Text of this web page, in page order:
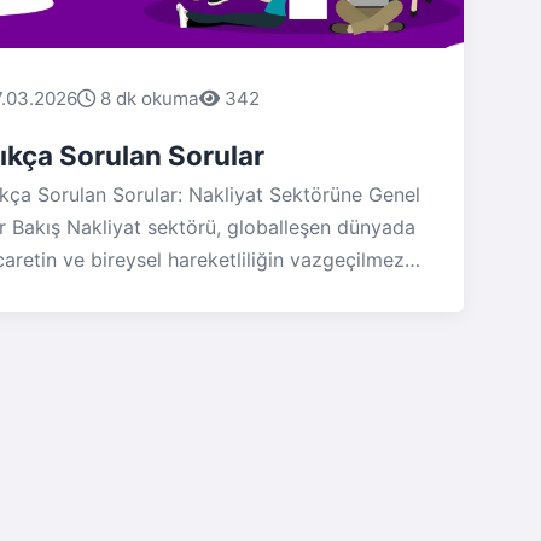
8 dk okuma 342
Sorulan Sorular
Sorulan Sorular: Nakliyat Sektörüne Genel
Bakış Nakliyat sektörü, globalleşen dünyada
ve bireysel hareketliliğin vazgeçilmez